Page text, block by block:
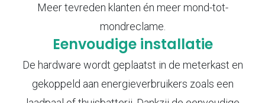
Meer tevreden klanten én meer mond-tot-
mondreclame.
Eenvoudige installatie
De hardware wordt geplaatst in de meterkast en
gekoppeld aan energieverbruikers zoals een